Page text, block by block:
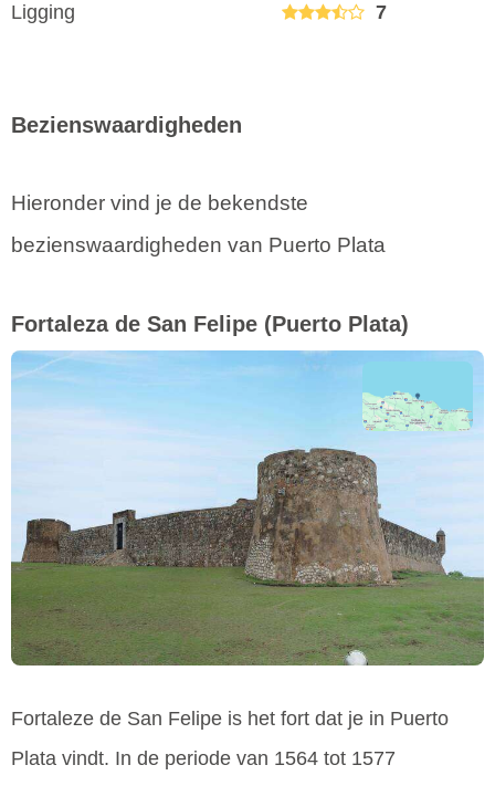
Ligging
7
Bezienswaardigheden
Hieronder vind je de bekendste
bezienswaardigheden van Puerto Plata
Fortaleza de San Felipe (Puerto Plata)
Fortaleze de San Felipe is het fort dat je in Puerto
Plata vindt. In de periode van 1564 tot 1577